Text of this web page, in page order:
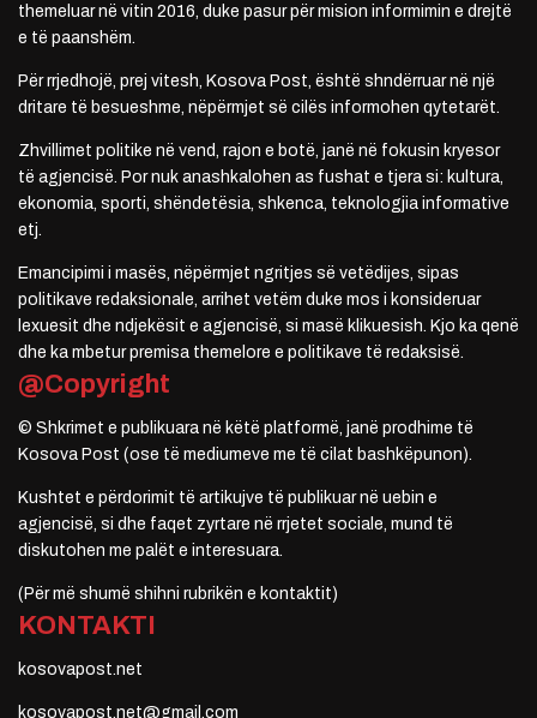
themeluar në vitin 2016, duke pasur për mision informimin e drejtë
e të paanshëm.
Për rrjedhojë, prej vitesh, Kosova Post, është shndërruar në një
dritare të besueshme, nëpërmjet së cilës informohen qytetarët.
Zhvillimet politike në vend, rajon e botë, janë në fokusin kryesor
të agjencisë. Por nuk anashkalohen as fushat e tjera si: kultura,
ekonomia, sporti, shëndetësia, shkenca, teknologjia informative
etj.
Emancipimi i masës, nëpërmjet ngritjes së vetëdijes, sipas
politikave redaksionale, arrihet vetëm duke mos i konsideruar
lexuesit dhe ndjekësit e agjencisë, si masë klikuesish. Kjo ka qenë
dhe ka mbetur premisa themelore e politikave të redaksisë.
@Copyright
© Shkrimet e publikuara në këtë platformë, janë prodhime të
Kosova Post (ose të mediumeve me të cilat bashkëpunon).
Kushtet e përdorimit të artikujve të publikuar në uebin e
agjencisë, si dhe faqet zyrtare në rrjetet sociale, mund të
diskutohen me palët e interesuara.
(Për më shumë shihni rubrikën e kontaktit)
KONTAKTI
kosovapost.net
kosovapost.net@gmail.com